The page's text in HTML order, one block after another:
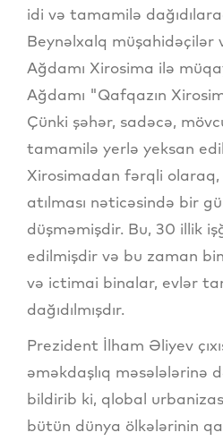
idi və tamamilə
Beynəlxalq müşahidəçilər
Ağdamı Xirosima ilə
Ağdamı "Qafqazın
Çünki şəhər, sadəcə,
tamamilə yerlə yeksan
Xirosimadan fərqli olaraq,
atılması nəticəsində bir
düşməmişdir. Bu, 30 illik
edilmişdir və bu zaman
və ictimai binalar, evlər
dağıdılmışdır.
Prezident İlham Əliyev
əməkdaşlıq məsələlərinə
bildirib ki, qlobal
bütün dünya ölkələrinin